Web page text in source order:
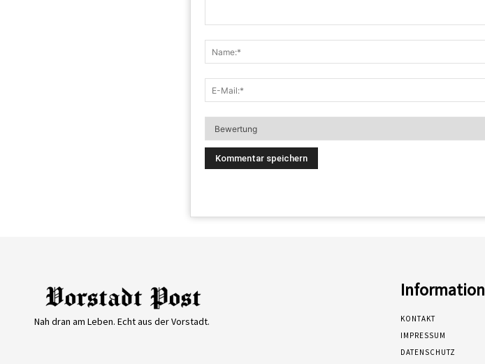
Nah dran am Leben. Echt aus der Vorstadt.
Information
KONTAKT
IMPRESSUM
DATENSCHUTZ